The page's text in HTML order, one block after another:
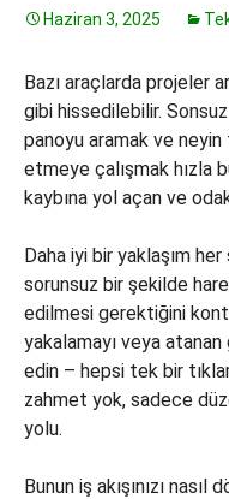
Haziran 3, 2025
Bazı araçlarda projeler
gibi hissedilebilir.
panoyu aramak ve
etmeye çalışmak hızla
kaybına yol açan ve
Daha iyi bir yaklaşım
sorunsuz bir şekilde
edilmesi gerektiğini
yakalamayı veya
edin – hepsi tek bir
zahmet yok, sadece
yolu.
Bunun iş akışınızı